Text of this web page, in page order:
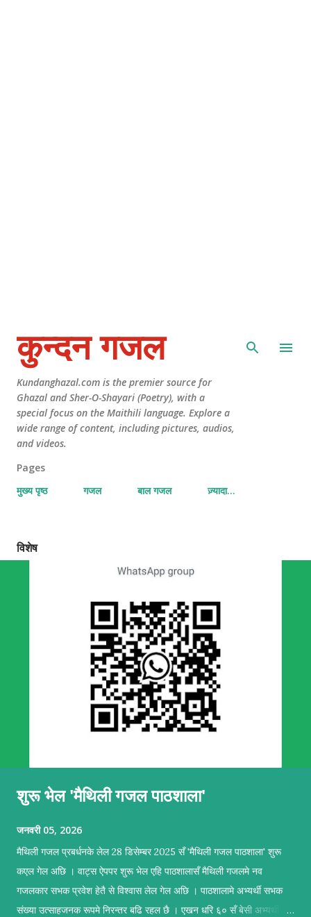
कुन्दन गजल
Kundanghazal.com is the premier source for
Ghazal and Sher-O-Shayari (Poetry), with a
special focus on the Maithili language. Explore a
wide range of content, including pictures, audios,
and videos.
Pages
मुख्य पृष्ठ
गजल बाल गजल ज़्यादा…
विशेष
शुरू भेल 'मैथिली गजल पाठशाला'
जनवरी 05, 2026
मैथिली गजल प्रबर्धनके लेल 28 डिसेम्बर 2025 सँ 'मैथिली गजल पाठशाला' शुरू
कएल गेल अछि । वाट्स ऐपपर शुरू भेल एहि पाठशालासँ मैथिली गजलमे नव
गजलकार सभक प्रवेश हेतै से विश्वास लेल गेल अछि । पाठशालामे अभ्यर्थी सभक
संख्या उत्साहजनक रूपमे निरन्तर बढि रहल छै । एखन धरि ६० सँ बेसी अभ्यर्थी सब